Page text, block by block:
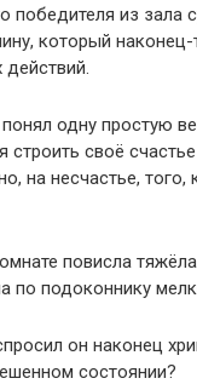
победителя из зала
который наконец-
действий.
одну простую
строить своё
на несчастье,
повисла
по подоконнику
он наконец
состоянии?